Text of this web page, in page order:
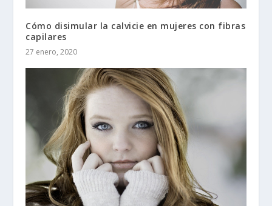
Cómo disimular la calvicie en mujeres con fibras
capilares
27 enero, 2020